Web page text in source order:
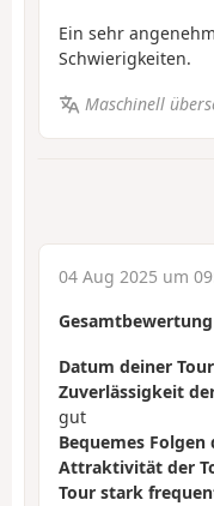
Ein sehr
Schwierigkeiten.
Maschinell
04 Aug 2025 um
Gesamtbewertung
Datum deiner Tour
Zuverlässigkeit
gut
Bequemes Folgen
Attraktivität der
Tour stark